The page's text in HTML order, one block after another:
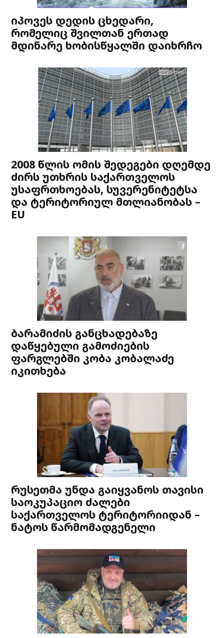
იპოვეს დედის ცხედარი,
რომელიც შვილთან ერთად
მდინარე ხობისწყალში დაიხრჩო
2008 წლის ომის შედეგები დღემდე
ძირს უთხრის საქართველოს
უსაფრთხოებას, სუვერენიტეტსა
და ტერიტორიულ მთლიანობას –
EU
ბარამიძის განცხადებაზე
დაწყებული გამოძიების
ფარგლებში კობა კობალაძე
იკითხება
რუსეთმა უნდა გაიყვანოს თავისი
საოკუპაციო ძალები
საქართველოს ტერიტორიიდან –
ნატოს წარმომადგენელი